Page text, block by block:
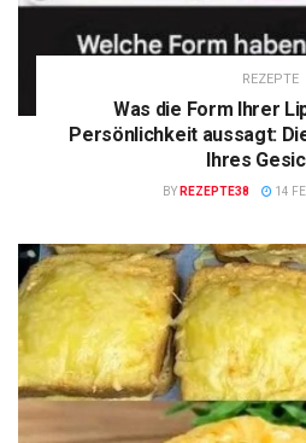
REZEPTE
Was die Form Ihrer
Persönlichkeit aussagt:
Ihres
BY REZEPTE38 14